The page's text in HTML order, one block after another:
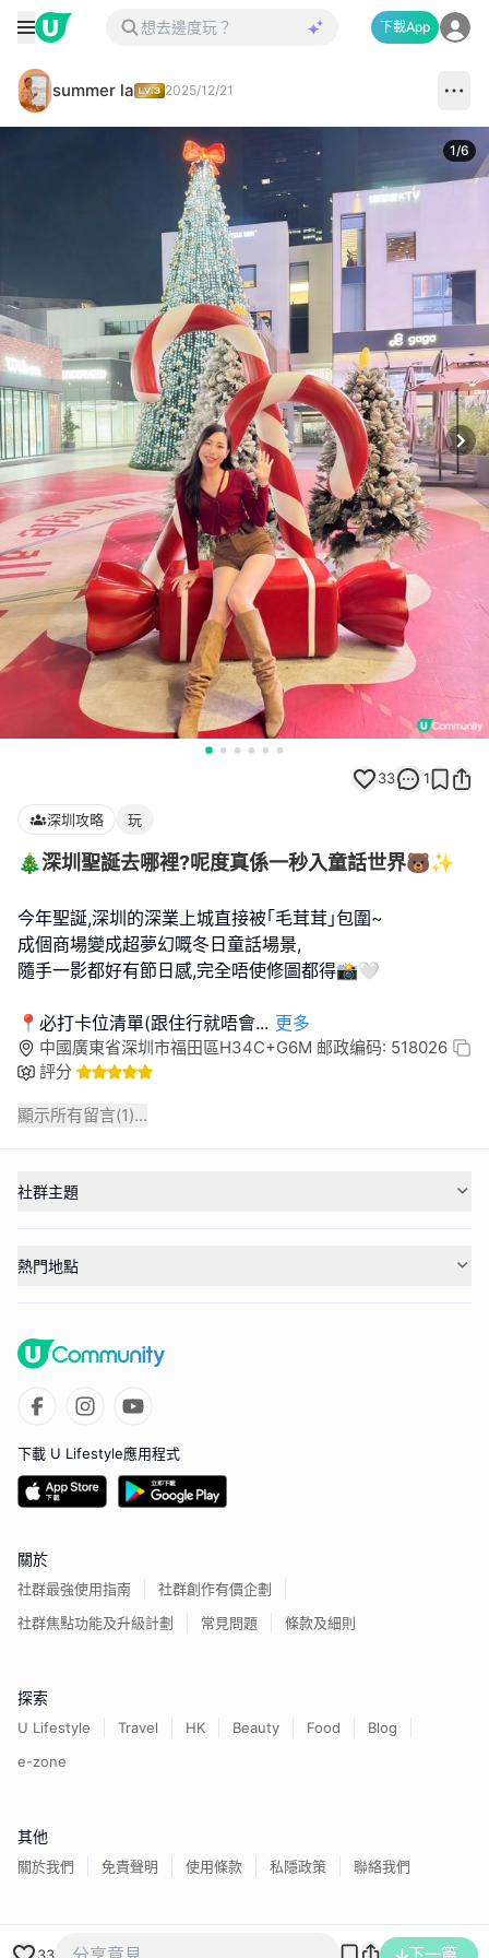
下載App
summer la 2025/12/21
1/6
33 1
深圳攻略 玩
🎄深圳聖誕去哪裡?呢度真係一秒入童話世界🐻✨
今年聖誕,深圳的深業上城直接被｢毛茸茸｣包圍~
成個商場變成超夢幻嘅冬日童話場景,
隨手一影都好有節日感,完全唔使修圖都得📸🤍
📍必打卡位清單(跟住行就唔會... 更多
中國廣東省深圳市福田區H34C+G6M 邮政编码: 518026
評分
顯示所有留言(1)...
33
社群主題
熱門地點
下載 U Lifestyle應用程式
關於
社群最強使用指南
社群創作有價企劃
社群焦點功能及升級計劃
常見問題 條款及細則
探索
U Lifestyle Travel HK Beauty Food
Blog
e-zone
其他
關於我們 免責聲明 使用條款 私隱政策 聯絡我們
香港經濟日報版權所有©